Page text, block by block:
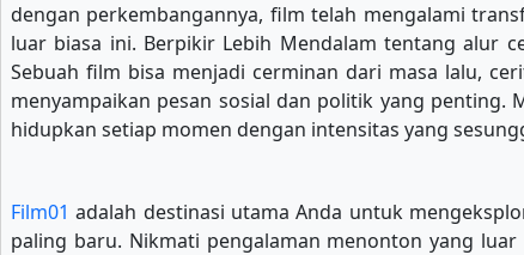
dengan perkembangannya, film telah mengalami
luar biasa ini. Berpikir Lebih Mendalam tentang alur
Sebuah film bisa menjadi cerminan dari masa lalu,
menyampaikan pesan sosial dan politik yang
hidupkan setiap momen dengan intensitas yang
Film01 adalah destinasi utama Anda untuk
paling baru. Nikmati pengalaman menonton yang